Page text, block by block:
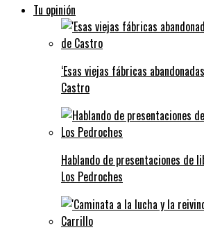
Tu opinión
‘Esas viejas fábricas
Castro
Hablando de presentaciones de
Los Pedroches